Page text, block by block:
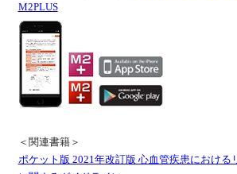
M2PLUS
＜関連書籍＞
ポケット版 2021年改訂版 心血管疾患における